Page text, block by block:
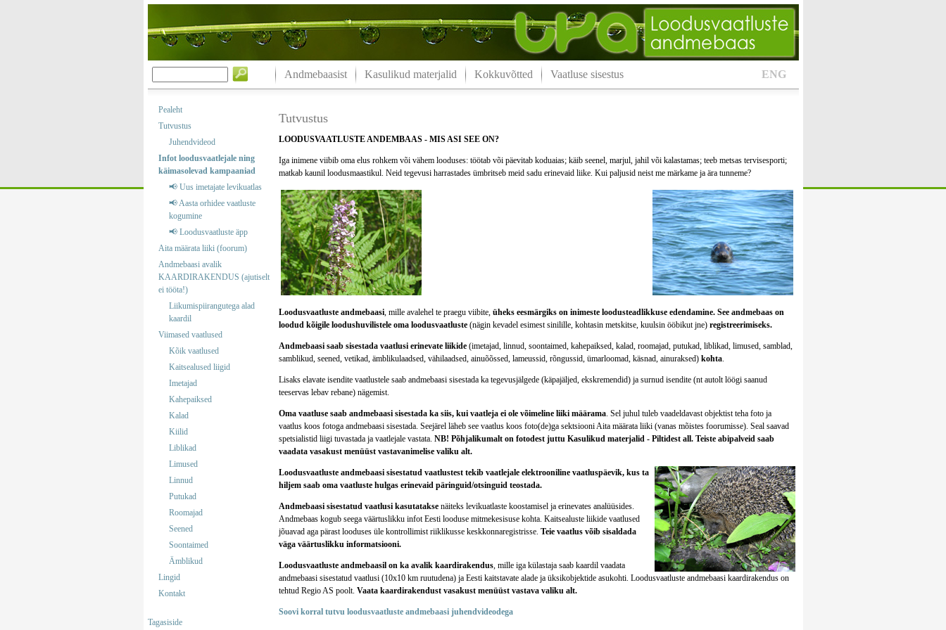
ENG
Andmebaasist Kasulikud materjalid Kokkuvõtted Vaatluse sisestus
Pealeht
Tutvustus
Juhendvideod
Infot loodusvaatlejale ning
käimasolevad kampaaniad
📢 Uus imetajate levikuatlas
📢 Aasta orhidee vaatluste
kogumine
📢 Loodusvaatluste äpp
Aita määrata liiki (foorum)
Andmebaasi avalik
KAARDIRAKENDUS (ajutiselt
ei tööta!)
Liikumispiirangutega alad
kaardil
Viimased vaatlused
Kõik vaatlused
Kaitsealused liigid
Imetajad
Kahepaiksed
Kalad
Kiilid
Liblikad
Limused
Linnud
Putukad
Roomajad
Seened
Soontaimed
Ämblikud
Lingid
Kontakt
Tagasiside
Tutvustus
LOODUSVAATLUSTE ANDEMBAAS - MIS ASI SEE ON?
Iga inimene viibib oma elus rohkem või vähem looduses: töötab või päevitab koduaias; käib seenel, marjul, jahil või kalastamas; teeb metsas tervisesporti;
matkab kaunil loodusmaastikul. Neid tegevusi harrastades ümbritseb meid sadu erinevaid liike. Kui paljusid neist me märkame ja ära tunneme?
Loodusvaatluste andmebaasi, mille avalehel te praegu viibite, üheks eesmärgiks on inimeste loodusteadlikkuse edendamine. See andmebaas on
loodud kõigile loodushuvilistele oma loodusvaatluste (nägin kevadel esimest sinilille, kohtasin metskitse, kuulsin ööbikut jne) registreerimiseks.
Andmebaasi saab sisestada vaatlusi erinevate liikide(imetajad, linnud, soontaimed, kahepaiksed, kalad, roomajad, putukad, liblikad, limused, samblad,
samblikud, seened, vetikad, ämblikulaadsed, vähilaadsed, ainuõõssed, lameussid, rõngussid, ümarloomad, käsnad, ainuraksed) kohta.
Lisaks elavate isendite vaatlustele saab andmebaasi sisestada ka tegevusjälgede (käpajäljed, ekskremendid) ja surnud isendite (nt autolt löögi saanud
teeservas lebav rebane) nägemist.
Oma vaatluse saab andmebaasi sisestada ka siis, kui vaatleja ei ole võimeline liiki määrama. Sel juhul tuleb vaadeldavast objektist teha foto ja
vaatlus koos fotoga andmebaasi sisestada. Seejärel läheb see vaatlus koos foto(de)ga sektsiooni Aita määrata liiki (vanas mõistes foorumisse). Seal saavad
spetsialistid liigi tuvastada ja vaatlejale vastata. NB! Põhjalikumalt on fotodest juttu Kasulikud materjalid - Piltidest all. Teiste abipalveid saab
vaadata vasakust menüüst vastavanimelise valiku alt.
Loodusvaatluste andmebaasi sisestatud vaatlustest tekib vaatlejale elektrooniline vaatluspäevik, kus ta
hiljem saab oma vaatluste hulgas erinevaid päringuid/otsinguid teostada.
Andmebaasi sisestatud vaatlusi kasutataksenäiteks levikuatlaste koostamisel ja erinevates analüüsides.
Andmebaas kogub seega väärtuslikku infot Eesti looduse mitmekesisuse kohta. Kaitsealuste liikide vaatlused
jõuavad aga pärast looduses üle kontrollimist riiklikusse keskkonnaregistrisse. Teie vaatlus võib sisaldada
väga väärtuslikku informatsiooni.
Loodusvaatluste andmebaasil on ka avalik kaardirakendus, mille iga külastaja saab kaardil vaadata
andmebaasi sisestatud vaatlusi (10x10 km ruutudena) ja Eesti kaitstavate alade ja üksikobjektide asukohti. Loodusvaatluste andmebaasi kaardirakendus on
tehtud Regio AS poolt. Vaata kaardirakendust vasakust menüüst vastava valiku alt.
Soovi korral tutvu loodusvaatluste andmebaasi juhendvideodega